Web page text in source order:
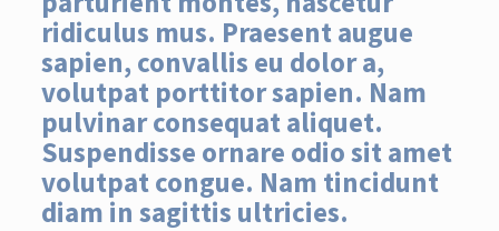
ridiculus mus. Praesent augue
sapien, convallis eu dolor a,
volutpat porttitor sapien. Nam
pulvinar consequat aliquet.
Suspendisse ornare odio sit amet
volutpat congue. Nam tincidunt
diam in sagittis ultricies.